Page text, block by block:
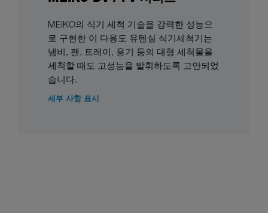
MEIKO의 식기 세척 기술을 강력한 성능으
로 구현한 이 다용도 유텐실 식기세척기는
냄비, 팬, 트레이, 용기 등의 대형 세척물을
세척할 때도 고성능을 발휘하도록 고안되었
습니다.
세부 사항 표시